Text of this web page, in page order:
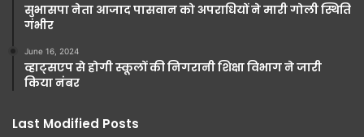
सुभासपा नेता आजाद पासवान को अपराधियों ने मारी गोली स्थिति
गंभीर
June 16, 2024
व्हाट्सएप से होगी स्कूलों की निगरानी शिक्षा विभाग ने जारी
किया नंबर
Last Modified Posts